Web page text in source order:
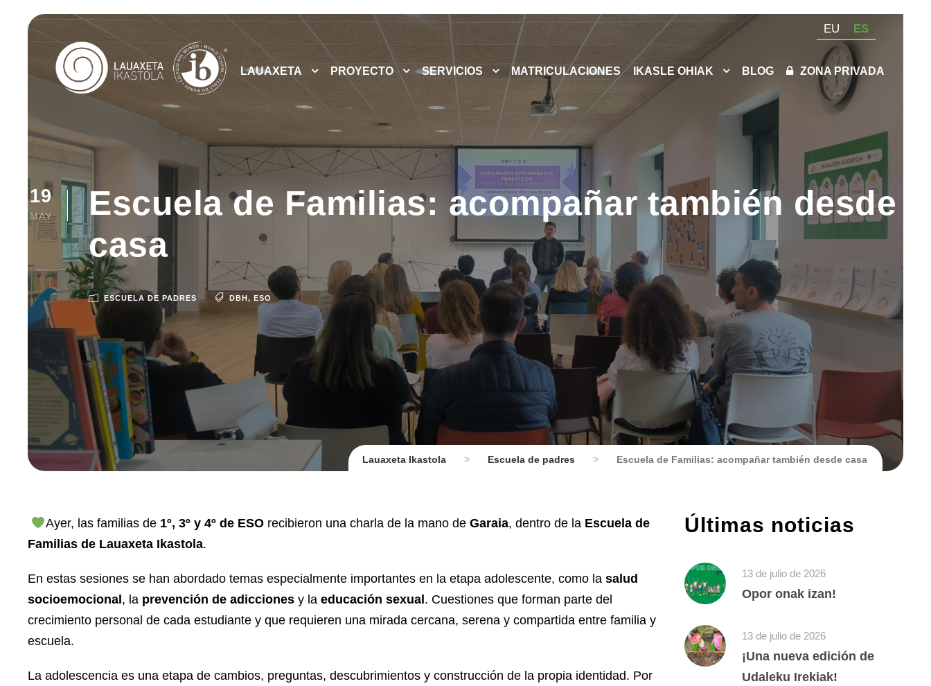
EU ES
LAUAXETA PROYECTO SERVICIOS MATRICULACIONES IKASLE OHIAK BLOG ZONA PRIVADA
19
MAY
Escuela de Familias: acompañar también desde
casa
ESCUELA DE PADRES DBH, ESO
Lauaxeta Ikastola > Escuela de padres > Escuela de Familias: acompañar también desde casa
Ayer, las familias de 1º, 3º y 4º de ESOrecibieron una charla de la mano de Garaia, dentro de la Escuela de
Familias de Lauaxeta Ikastola.
En estas sesiones se han abordado temas especialmente importantes en la etapa adolescente, como la salud
socioemocional , la prevención de adicciones y la educación sexual . Cuestiones que forman parte del
crecimiento personal de cada estudiante y que requieren una mirada cercana, serena y compartida entre familia y
escuela.
La adolescencia es una etapa de cambios, preguntas, descubrimientos y construcción de la propia identidad. Por
Últimas noticias
13 de julio de 2026
Opor onak izan!
13 de julio de 2026
¡Una nueva edición de
Udaleku Irekiak!